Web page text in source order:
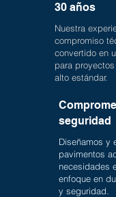
30 años
Nuestra
compromiso
convertido en
para
alto estándar.
seguridad
Diseñamos y
pavimentos
necesidades
enfoque en
y seguridad.